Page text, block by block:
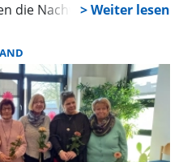
die Nachwuchsmusiker